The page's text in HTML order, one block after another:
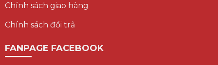
Chính sách giao hàng
Chính sách đổi trả
FANPAGE FACEBOOK